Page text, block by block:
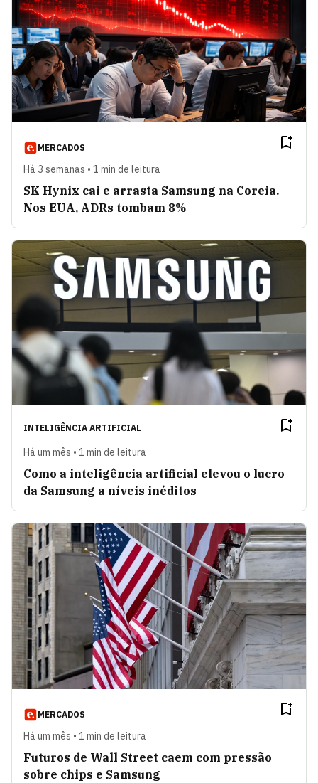
MERCADOS
Há 3 semanas • 1 min de leitura
SK Hynix cai e arrasta Samsung na Coreia.
Nos EUA, ADRs tombam 8%
INTELIGÊNCIA ARTIFICIAL
Há um mês • 1 min de leitura
Como a inteligência artificial elevou o lucro
da Samsung a níveis inéditos
MERCADOS
Há um mês • 1 min de leitura
Futuros de Wall Street caem com pressão
sobre chips e Samsung